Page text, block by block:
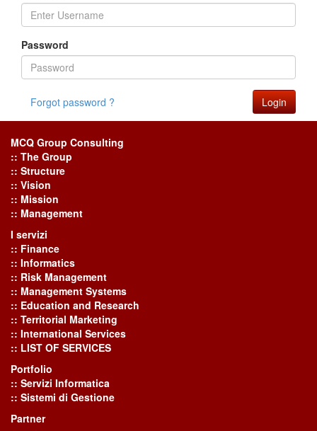
Password
Login
Forgot password ?
MCQ Group Consulting
:: The Group
:: Structure
:: Vision
:: Mission
:: Management
I servizi
:: Finance
:: Informatics
:: Risk Management
:: Management Systems
:: Education and Research
:: Territorial Marketing
:: International Services
:: LIST OF SERVICES
Portfolio
:: Servizi Informatica
:: Sistemi di Gestione
Partner